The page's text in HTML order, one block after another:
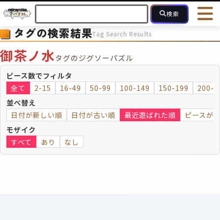
検索
HOME 会員登録
ヘルプ
最近投稿され
ピース数 2～15 16～49 50～99 100
モザイク モザイクのみ
タグの検索結果Tag Search Results
御茶ノ水タグのジグソーパズル
ピース数でフィルタ
全て 2-15 16-49 50-99 100-149 150-199 200-
並べ替え
日付が新しい順 日付が古い順 最近遊ばれた順 ピースが
モザイク
すべて あり なし